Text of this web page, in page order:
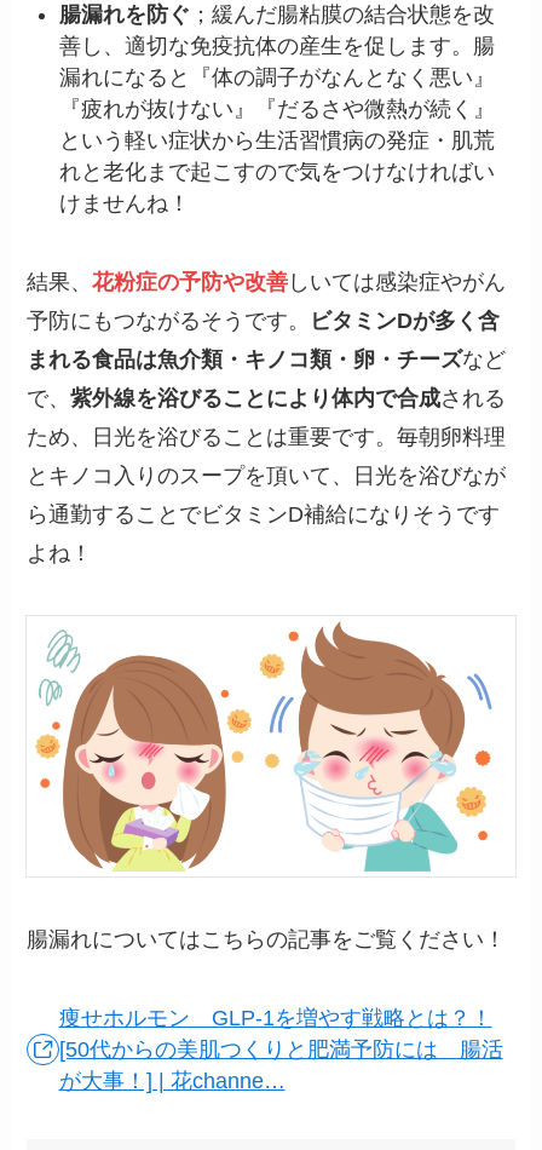
腸漏れを防ぐ ；緩んだ腸粘膜の結合状態を改
善し、適切な免疫抗体の産生を促します。腸
漏れになると『体の調子がなんとなく悪い』
『疲れが抜けない』『だるさや微熱が続く』
という軽い症状から生活習慣病の発症・肌荒
れと老化まで起こすので気をつけなければい
けませんね！
結果、花粉症の予防や改善 しいては感染症やがん
予防にもつながるそうです。
ビタミンDが多く含
まれる食品は魚介類・キノコ類・卵・チーズなど
で、紫外線を浴びることにより体内で合成される
ため、日光を浴びることは重要です。毎朝卵料理
とキノコ入りのスープを頂いて、日光を浴びなが
ら通勤することでビタミンD補給になりそうです
よね！
腸漏れについてはこちらの記事をご覧ください！
痩せホルモン GLP-1を増やす戦略とは？！
[50代からの美肌つくりと肥満予防には 腸活
が大事！] | 花channe…